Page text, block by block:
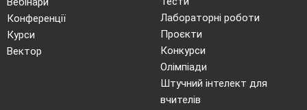
Конференції
Курси
Вектор
Лабораторні роботи
Проєкти
Конкурси
Олімпіади
Штучний інтелект для
вчителів